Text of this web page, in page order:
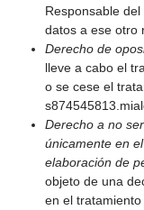
Responsable
datos a ese otro
Derecho de
lleve a cabo el
o se cese el
Derecho a no ser
únicamente en
elaboración de
objeto de una
en el